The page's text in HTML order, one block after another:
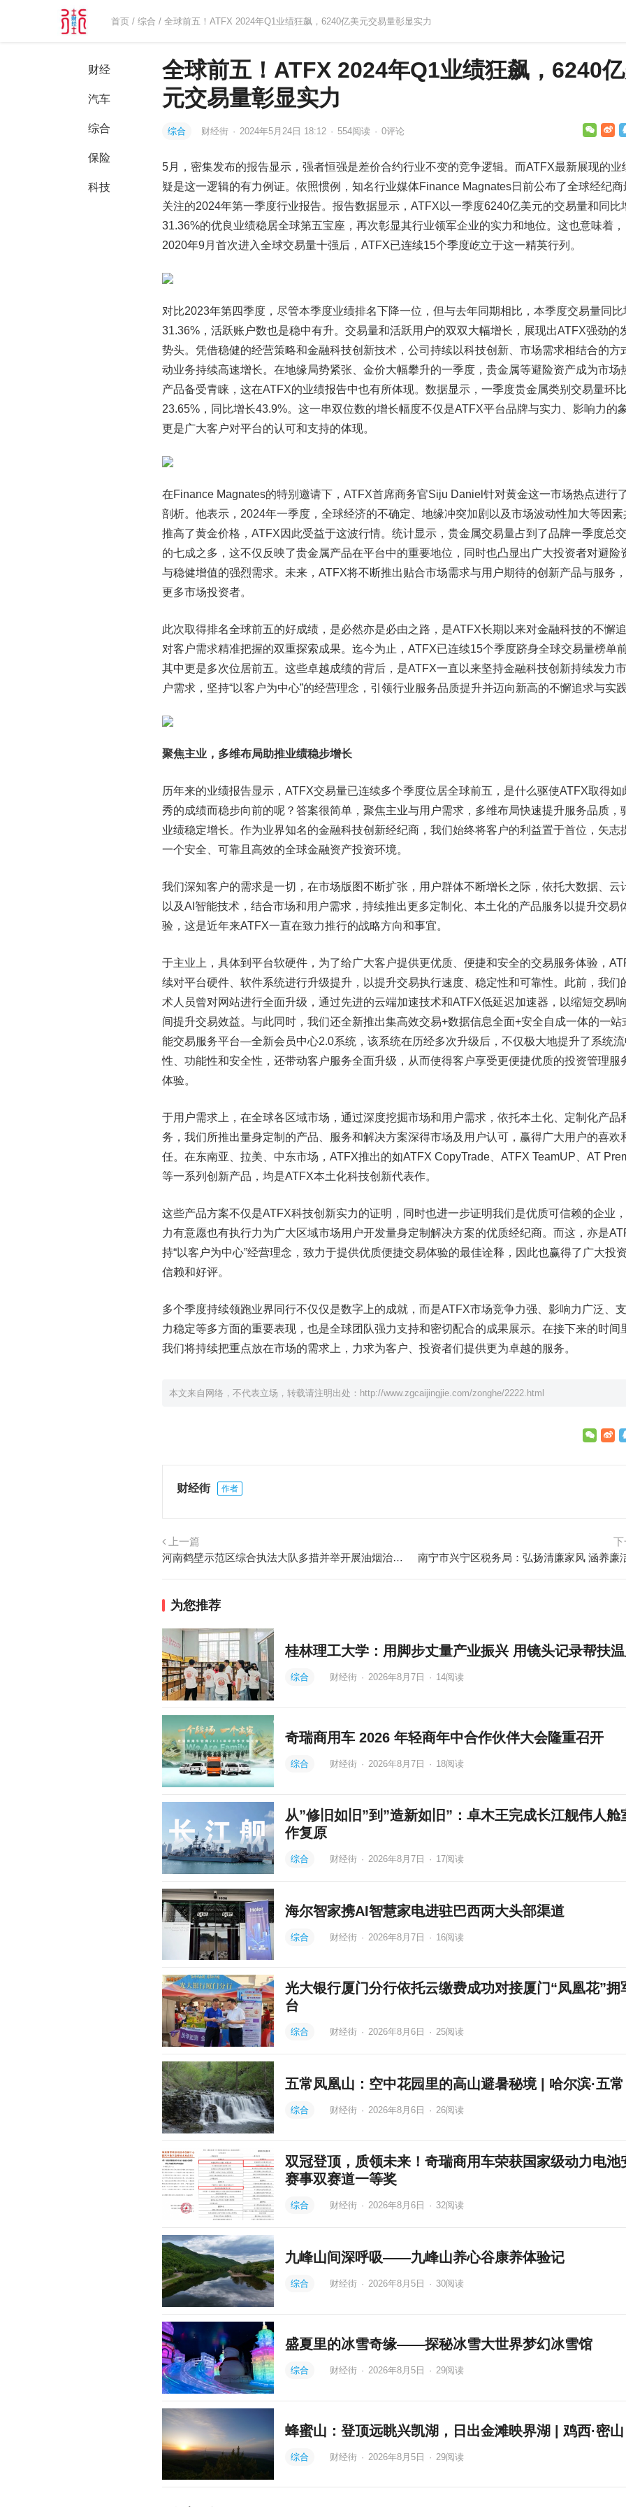
首页 /综合 / 全球前五！ATFX 2024年Q1业绩狂飙，6240亿美元交易量彰显实力
财经
汽车
综合
保险
科技
全球前五！ATFX 2024年Q1业绩狂飙，6240
元交易量彰显实力
综合 财经街 · 2024年5月24日 18:12 · 554阅读 · 0评论
5月，密集发布的报告显示，强者恒强是差价合约行业不变的竞争逻辑。而ATFX最新展现的业
疑是这一逻辑的有力例证。依照惯例，知名行业媒体Finance Magnates日前公布了全球经纪商
关注的2024年第一季度行业报告。报告数据显示，ATFX以一季度6240亿美元的交易量和同比
31.36%的优良业绩稳居全球第五宝座，再次彰显其行业领军企业的实力和地位。这也意味着
2020年9月首次进入全球交易量十强后，ATFX已连续15个季度屹立于这一精英行列。
对比2023年第四季度，尽管本季度业绩排名下降一位，但与去年同期相比，本季度交易量同比
31.36%，活跃账户数也是稳中有升。交易量和活跃用户的双双大幅增长，展现出ATFX强劲的
势头。凭借稳健的经营策略和金融科技创新技术，公司持续以科技创新、市场需求相结合的方
动业务持续高速增长。在地缘局势紧张、金价大幅攀升的一季度，贵金属等避险资产成为市场
产品备受青睐，这在ATFX的业绩报告中也有所体现。数据显示，一季度贵金属类别交易量环
23.65%，同比增长43.9%。这一串双位数的增长幅度不仅是ATFX平台品牌与实力、影响力的
更是广大客户对平台的认可和支持的体现。
在Finance Magnates的特别邀请下，ATFX首席商务官Siju Daniel针对黄金这一市场热点进行
剖析。他表示，2024年一季度，全球经济的不确定、地缘冲突加剧以及市场波动性加大等因素
推高了黄金价格，ATFX因此受益于这波行情。统计显示，贵金属交易量占到了品牌一季度总
的七成之多，这不仅反映了贵金属产品在平台中的重要地位，同时也凸显出广大投资者对避险
与稳健增值的强烈需求。未来，ATFX将不断推出贴合市场需求与用户期待的创新产品与服务
更多市场投资者。
此次取得排名全球前五的好成绩，是必然亦是必由之路，是ATFX长期以来对金融科技的不懈
对客户需求精准把握的双重探索成果。迄今为止，ATFX已连续15个季度跻身全球交易量榜单
其中更是多次位居前五。这些卓越成绩的背后，是ATFX一直以来坚持金融科技创新持续发力
户需求，坚持“以客户为中心”的经营理念，引领行业服务品质提升并迈向新高的不懈追求与实
聚焦主业，多维布局助推业绩稳步增长
历年来的业绩报告显示，ATFX交易量已连续多个季度位居全球前五，是什么驱使ATFX取得如
秀的成绩而稳步向前的呢？答案很简单，聚焦主业与用户需求，多维布局快速提升服务品质，
业绩稳定增长。作为业界知名的金融科技创新经纪商，我们始终将客户的利益置于首位，矢志
一个安全、可靠且高效的全球金融资产投资环境。
我们深知客户的需求是一切，在市场版图不断扩张，用户群体不断增长之际，依托大数据、云
以及AI智能技术，结合市场和用户需求，持续推出更多定制化、本土化的产品服务以提升交易
验，这是近年来ATFX一直在致力推行的战略方向和事宜。
于主业上，具体到平台软硬件，为了给广大客户提供更优质、便捷和安全的交易服务体验，
续对平台硬件、软件系统进行升级提升，以提升交易执行速度、稳定性和可靠性。此前，我们
术人员曾对网站进行全面升级，通过先进的云端加速技术和ATFX低延迟加速器，以缩短交易
间提升交易效益。与此同时，我们还全新推出集高效交易+数据信息全面+安全自成一体的一站
能交易服务平台—全新会员中心2.0系统，该系统在历经多次升级后，不仅极大地提升了系统
性、功能性和安全性，还带动客户服务全面升级，从而使得客户享受更便捷优质的投资管理服
体验。
于用户需求上，在全球各区域市场，通过深度挖掘市场和用户需求，依托本土化、定制化产品
务，我们所推出量身定制的产品、服务和解决方案深得市场及用户认可，赢得广大用户的喜欢
任。在东南亚、拉美、中东市场，ATFX推出的如ATFX CopyTrade、ATFX TeamUP、AT
等一系列创新产品，均是ATFX本土化科技创新代表作。
这些产品方案不仅是ATFX科技创新实力的证明，同时也进一步证明我们是优质可信赖的企业
力有意愿也有执行力为广大区域市场用户开发量身定制解决方案的优质经纪商。而这，亦是
持“以客户为中心”经营理念，致力于提供优质便捷交易体验的最佳诠释，因此也赢得了广大投
信赖和好评。
多个季度持续领跑业界同行不仅仅是数字上的成就，而是ATFX市场竞争力强、影响力广泛、
力稳定等多方面的重要表现，也是全球团队强力支持和密切配合的成果展示。在接下来的时间
我们将持续把重点放在市场的需求上，力求为客户、投资者们提供更为卓越的服务。
本文来自网络，不代表立场，转载请注明出处： http://www.zgcaijingjie.com/zonghe/2222.html
财经街 作者
上一篇
河南鹤壁示范区综合执法大队多措并举开展油烟治理工作
南宁市兴宁区税务局：弘扬清廉家风 涵养廉
为您推荐
桂林理工大学：用脚步丈量产业振兴 用镜头记录帮扶
综合 财经街 · 2026年8月7日 · 14阅读
奇瑞商用车 2026 年轻商年中合作伙伴大会隆重召开
综合 财经街 · 2026年8月7日 · 18阅读
从”修旧如旧”到”造新如旧”：卓木王完成长江舰伟人舱
作复原
综合 财经街 · 2026年8月7日 · 17阅读
海尔智家携AI智慧家电进驻巴西两大头部渠道
综合 财经街 · 2026年8月7日 · 16阅读
光大银行厦门分行依托云缴费成功对接厦门“凤凰花”拥
台
综合 财经街 · 2026年8月6日 · 25阅读
五常凤凰山：空中花园里的高山避暑秘境 | 哈尔滨·五常
综合 财经街 · 2026年8月6日 · 26阅读
双冠登顶，质领未来！奇瑞商用车荣获国家级动力电池
赛事双赛道一等奖
综合 财经街 · 2026年8月6日 · 32阅读
九峰山间深呼吸——九峰山养心谷康养体验记
综合 财经街 · 2026年8月5日 · 30阅读
盛夏里的冰雪奇缘——探秘冰雪大世界梦幻冰雪馆
综合 财经街 · 2026年8月5日 · 29阅读
蜂蜜山：登顶远眺兴凯湖，日出金滩映界湖 | 鸡西·密山
综合 财经街 · 2026年8月5日 · 29阅读